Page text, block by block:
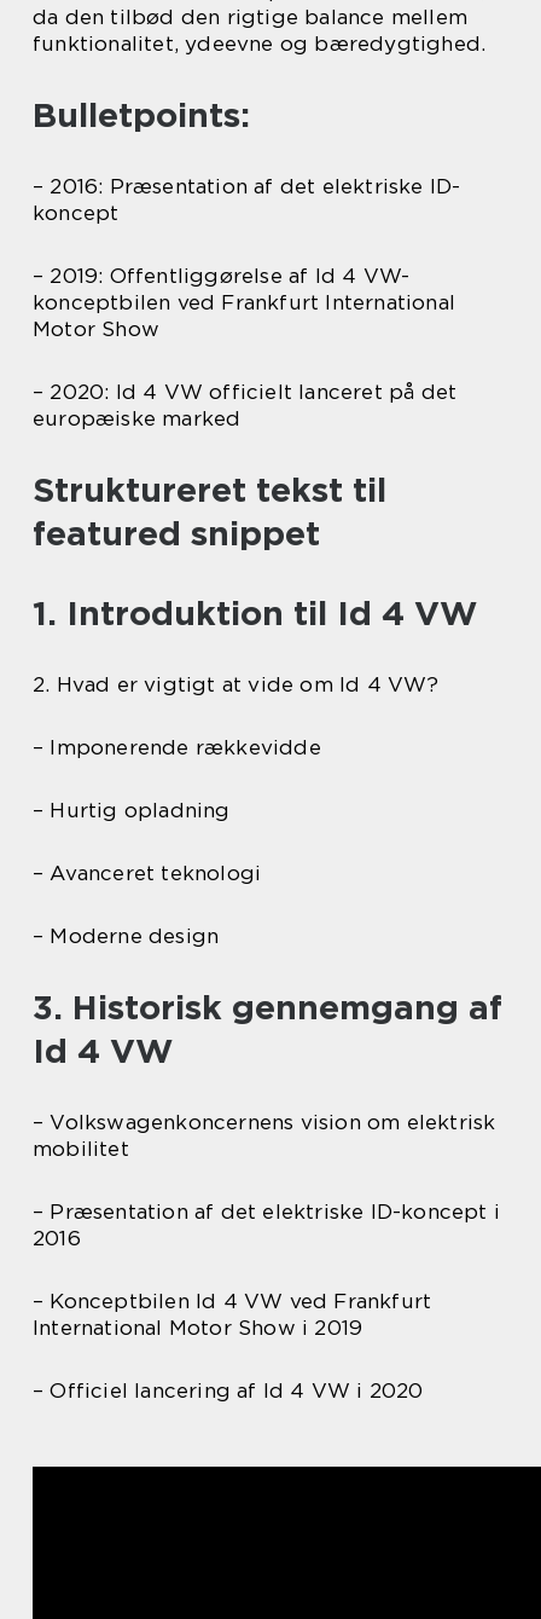
da den tilbød den rigtige balance mellem
funktionalitet, ydeevne og bæredygtighed.
Bulletpoints:
– 2016: Præsentation af det elektriske ID-
koncept
– 2019: Offentliggørelse af Id 4 VW-
konceptbilen ved Frankfurt International
Motor Show
– 2020: Id 4 VW officielt lanceret på det
europæiske marked
Struktureret tekst til
featured snippet
1. Introduktion til Id 4 VW
2. Hvad er vigtigt at vide om Id 4 VW?
– Imponerende rækkevidde
– Hurtig opladning
– Avanceret teknologi
– Moderne design
3. Historisk gennemgang af
Id 4 VW
– Volkswagenkoncernens vision om elektrisk
mobilitet
– Præsentation af det elektriske ID-koncept i
2016
– Konceptbilen Id 4 VW ved Frankfurt
International Motor Show i 2019
– Officiel lancering af Id 4 VW i 2020